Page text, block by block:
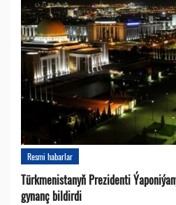
Resmi habarlar
Türkmenistanyň Prezidenti
gynanç bildirdi